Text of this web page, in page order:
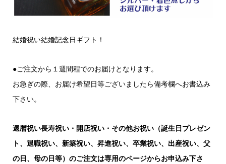
結婚祝い結婚記念日ギフト！
●ご注文から１週間程でのお届けとなります。
お急ぎの際、お届け希望日等ございましたら備考欄へお書込み
下さい。
還暦祝い長寿祝い・開店祝い・その他お祝い（誕生日プレゼン
ト、退職祝い、新築祝い、昇進祝い、卒業祝い、出産祝い、父
の日、母の日等）のご注文は専用のページからお申込み下さ